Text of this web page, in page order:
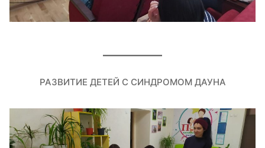
РАЗВИТИЕ ДЕТЕЙ С СИНДРОМОМ ДАУНА